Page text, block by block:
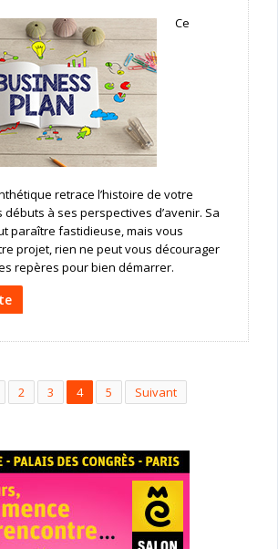
Ce
retrace l’histoire de votre
à ses perspectives d’avenir. Sa
paraître fastidieuse, mais vous
projet, rien ne peut vous décourager
repères pour bien démarrer.
2 3 4 5 Suivant